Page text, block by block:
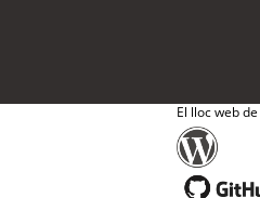
El lloc web